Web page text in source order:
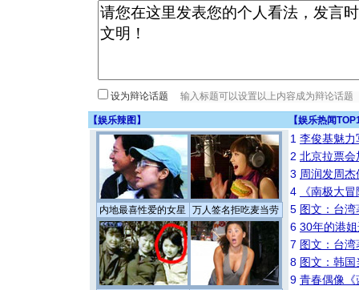
设为辩论话题
【娱乐辣图 】 【娱乐热闻
内地最喜性爱的女星 万人签名拒吃麦当劳
1 李俊基魅力
2 北京拉票
3 周润发周
4
《南极大
5 图文：台
6 30年的港
7 图文：台
8 图文：韩
9 青春偶像《